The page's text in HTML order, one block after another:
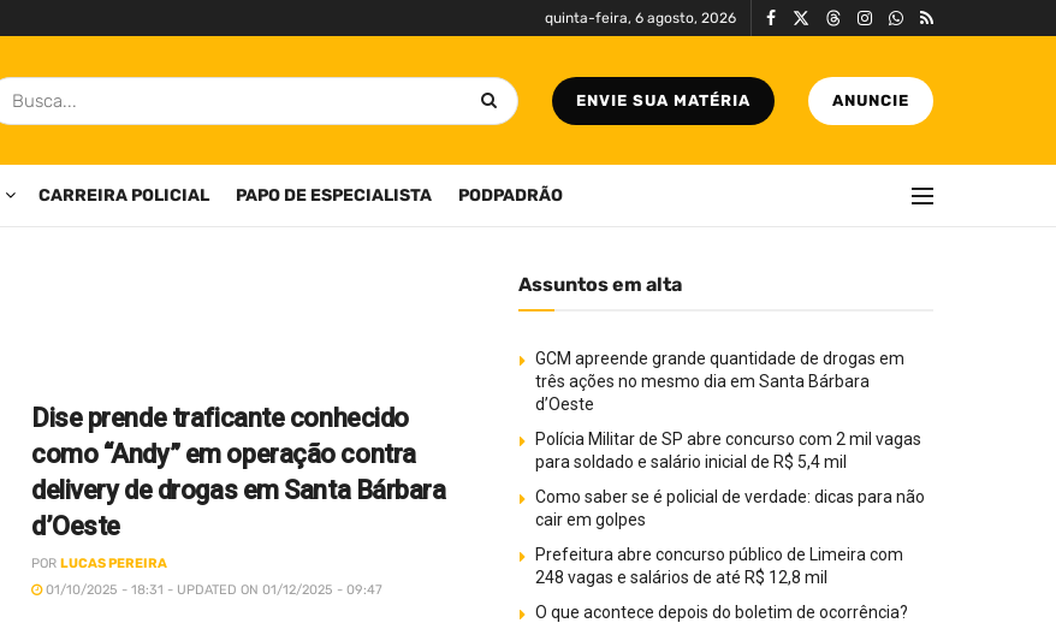
quinta-feira, 6 agosto, 2026
ENVIE SUA MATÉRIA ANUNCIE
CARREIRA POLICIAL PAPO DE ESPECIALISTA PODPADRÃO
Dise prende traficante conhecido
como “Andy” em operação contra
delivery de drogas em Santa Bárbara
d’Oeste
POR LUCAS PEREIRA
01/10/2025 - 18:31 - UPDATED ON 01/12/2025 - 09:47
Assuntos em alta
GCM apreende grande quantidade de drogas em
três ações no mesmo dia em Santa Bárbara
d’Oeste
Polícia Militar de SP abre concurso com 2 mil vagas
para soldado e salário inicial de R$ 5,4 mil
Como saber se é policial de verdade: dicas para não
cair em golpes
Prefeitura abre concurso público de Limeira com
248 vagas e salários de até R$ 12,8 mil
O que acontece depois do boletim de ocorrência?